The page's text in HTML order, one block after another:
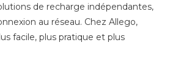
de recharge indépendantes,
au réseau. Chez Allego,
facile, plus pratique et plus